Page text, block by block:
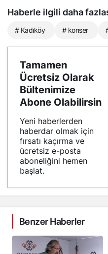
Haberle ilgili daha
# Kadıköy # konser
Tamamen
Ücretsiz Olarak
Bültenimize
Abone Olabilirsin
Yeni haberlerden
haberdar olmak için
fırsatı kaçırma ve
ücretsiz e-posta
aboneliğini hemen
başlat.
Benzer Haberler